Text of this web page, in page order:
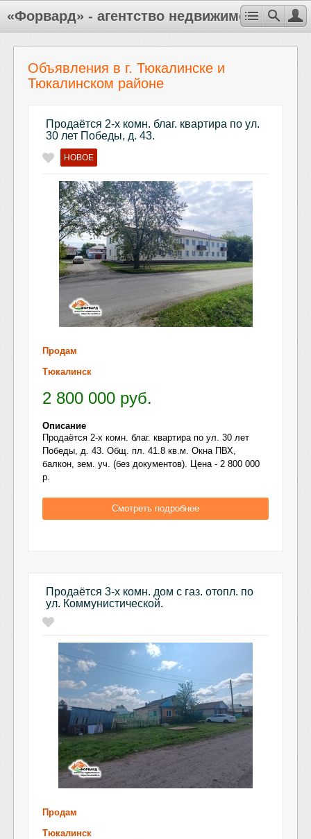
«Форвард» - агентство недвижимости
Объявления в г. Тюкалинске и
Тюкалинском районе
Продаётся 2-х комн. благ. квартира по ул.
30 лет Победы, д. 43.
НОВОЕ
Продам
Тюкалинск
2 800 000 руб.
Описание
Продаётся 2-х комн. благ. квартира по ул. 30 лет
Победы, д. 43. Общ. пл. 41.8 кв.м. Окна ПВХ,
балкон, зем. уч. (без документов). Цена - 2 800 000
р.
Смотреть подробнее
Продаётся 3-х комн. дом с газ. отопл. по
ул. Коммунистической.
Продам
Тюкалинск